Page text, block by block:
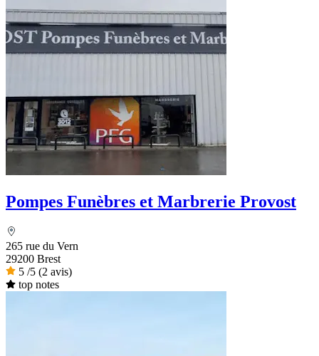
Pompes Funèbres et Marbrerie Provost
265 rue du Vern
29200 Brest
5 /5 (2 avis)
top notes